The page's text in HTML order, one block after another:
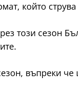
който
този сезон
въпреки